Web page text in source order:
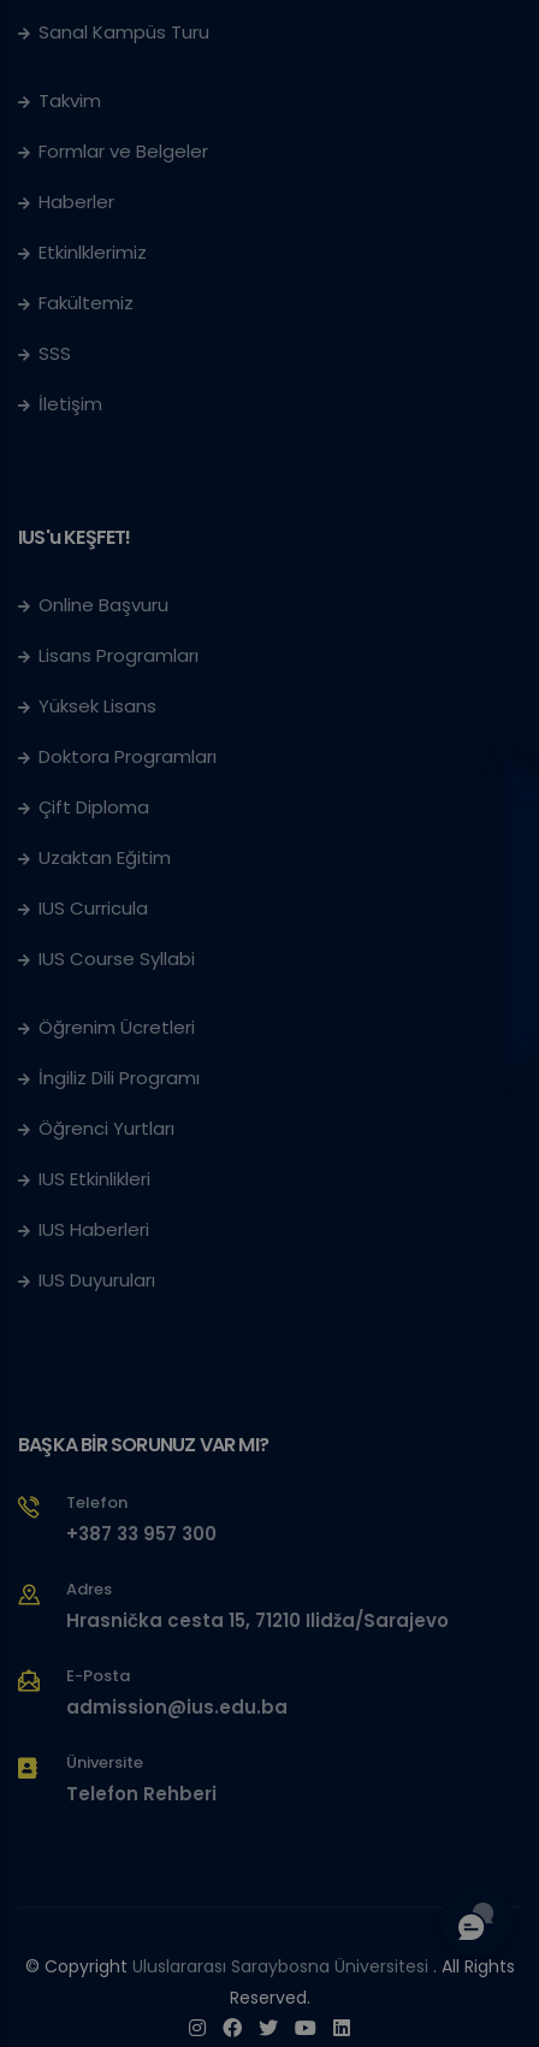
Sanal Kampüs Turu
Takvim
Formlar ve Belgeler
Haberler
Etkinlklerimiz
Fakültemiz
SSS
İletişim
IUS'u KEŞFET!
Online Başvuru
Lisans Programları
Yüksek Lisans
Doktora Programları
Çift Diploma
Uzaktan Eğitim
IUS Curricula
IUS Course Syllabi
Öğrenim Ücretleri
İngiliz Dili Programı
Öğrenci Yurtları
IUS Etkinlikleri
IUS Haberleri
IUS Duyuruları
BAŞKA BİR SORUNUZ VAR MI?
Telefon
+387 33 957 300
Adres
Hrasnička cesta 15, 71210 Ilidža/Sarajevo
E-Posta
admission@ius.edu.ba
Üniversite
Telefon Rehberi
© Copyright Uluslararası Saraybosna Üniversitesi . All Rights
Reserved.